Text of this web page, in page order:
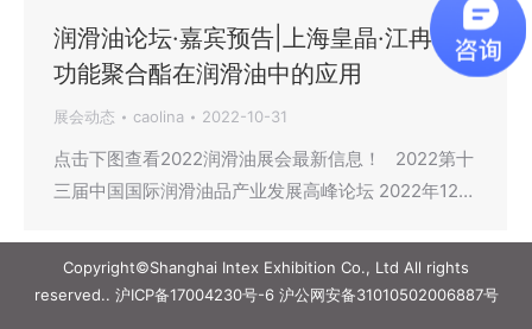
润滑油论坛·嘉宾预告|上海皇晶·江冉: 多
功能聚合酯在润滑油中的应用
展会动态 caolina 2022-10-31
点击下图查看2022润滑油展会最新信息！ 2022第十
三届中国国际润滑油品产业发展高峰论坛 2022年12…
Copyright©Shanghai Intex Exhibition Co., Ltd All rights
reserved.. 沪ICP备17004230号-6沪公网安备31010502006887号